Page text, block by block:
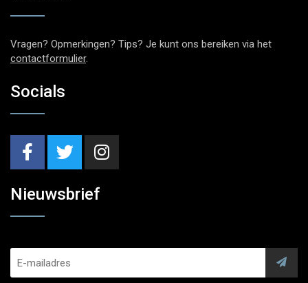
Vragen? Opmerkingen? Tips? Je kunt ons bereiken via het
contactformulier.
Socials
Nieuwsbrief